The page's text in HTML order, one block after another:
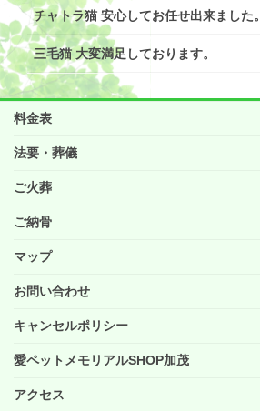
チャトラ猫 安心してお任せ出来ました。
三毛猫 大変満足しております。
料金表
法要・葬儀
ご火葬
ご納骨
マップ
お問い合わせ
キャンセルポリシー
愛ペットメモリアルSHOP加茂
アクセス